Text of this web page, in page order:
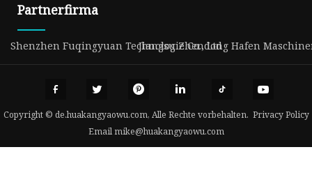
Partnerfirma
Shenzhen Fuqingyuan Technologie Co., Ltd
Jiangsu Zhendong Hafen
Copyright © de.huakangyaowu.com, Alle Rechte vorbehalten. Privacy Policy
Emailmike@huakangyaowu.com